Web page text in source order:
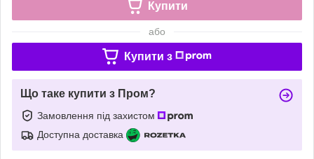
Купити
або
Купити з
Що таке купити з Пром?
Замовлення під захистом
Доступна доставка